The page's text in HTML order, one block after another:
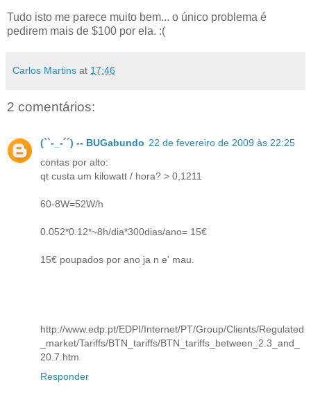
Tudo isto me parece muito bem... o único problema é
pedirem mais de $100 por ela. :(
Carlos Martins at 17:46
2 comentários:
(``-_-´´) -- BUGabundo 22 de fevereiro de 2009 às 22:25
contas por alto:
qt custa um kilowatt / hora? > 0,1211
60-8W=52W/h
0.052*0.12*~8h/dia*300dias/ano= 15€
15€ poupados por ano ja n e' mau.
http://www.edp.pt/EDPI/Internet/PT/Group/Clients/Regulated
_market/Tariffs/BTN_tariffs/BTN_tariffs_between_2.3_and_
20.7.htm
Responder